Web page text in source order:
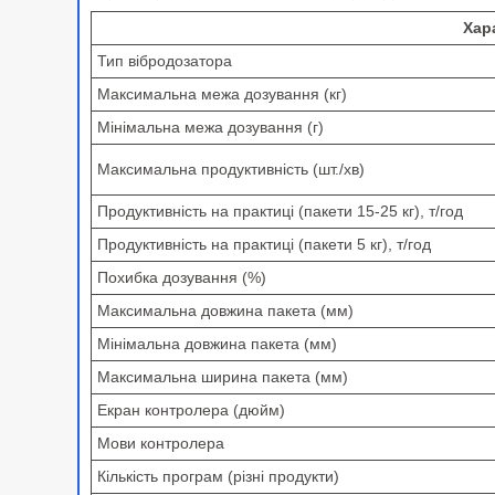
Тип вібродозатора
Максимальна межа дозування (кг)
Мінімальна межа дозування (г)
Максимальна продуктивність (шт./хв)
Продуктивність на практиці (пакети 15-25 кг), т/год
Продуктивність на практиці (пакети 5 кг), т/год
Похибка дозування (%)
Максимальна довжина пакета (мм)
Мінімальна довжина пакета (мм)
Максимальна ширина пакета (мм)
Екран контролера (дюйм)
Мови контролера
Кількість програм (різні продукти)